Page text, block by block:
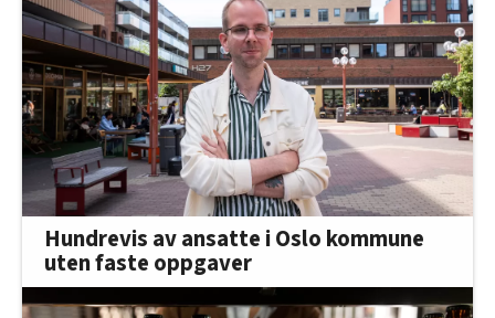
Hundrevis av ansatte i Oslo kommune
uten faste oppgaver